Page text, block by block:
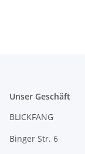
Unser Geschäft
BLICKFANG
Binger Str. 6